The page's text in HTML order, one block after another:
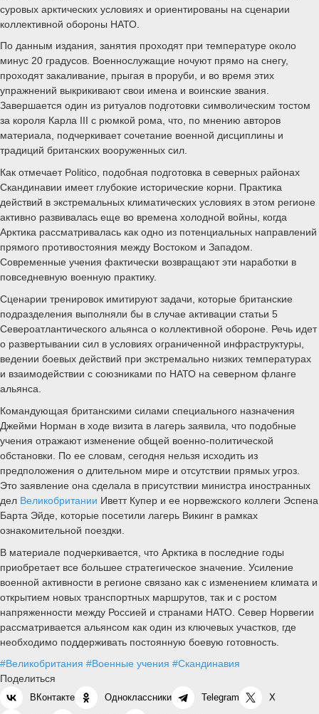
суровых арктических условиях и ориентированы на сценарии
коллективной обороны НАТО.
По данным издания, занятия проходят при температуре около
минус 20 градусов. Военнослужащие ночуют прямо на снегу,
проходят закаливание, прыгая в проруби, и во время этих
упражнений выкрикивают свои имена и воинские звания.
Завершается один из ритуалов подготовки символическим тостом
за короля Карла III с рюмкой рома, что, по мнению авторов
материала, подчеркивает сочетание военной дисциплины и
традиций британских вооруженных сил.
Как отмечает Politico, подобная подготовка в северных районах
Скандинавии имеет глубокие исторические корни. Практика
действий в экстремальных климатических условиях в этом регионе
активно развивалась еще во времена холодной войны, когда
Арктика рассматривалась как одно из потенциальных направлений
прямого противостояния между Востоком и Западом.
Современные учения фактически возвращают эти наработки в
повседневную военную практику.
Сценарии тренировок имитируют задачи, которые британские
подразделения выполняли бы в случае активации статьи 5
Североатлантического альянса о коллективной обороне. Речь идет
о развертывании сил в условиях ограниченной инфраструктуры,
ведении боевых действий при экстремально низких температурах
и взаимодействии с союзниками по НАТО на северном фланге
альянса.
Командующая британскими силами специального назначения
Джейми Норман в ходе визита в лагерь заявила, что подобные
учения отражают изменение общей военно-политической
обстановки. По ее словам, сегодня нельзя исходить из
предположения о длительном мире и отсутствии прямых угроз.
Это заявление она сделала в присутствии министра иностранных
дел Великобритании Иветт Купер и ее норвежского коллеги Эспена
Барта Эйде, которые посетили лагерь Викинг в рамках
ознакомительной поездки.
В материале подчеркивается, что Арктика в последние годы
приобретает все большее стратегическое значение. Усиление
военной активности в регионе связано как с изменением климата и
открытием новых транспортных маршрутов, так и с ростом
напряженности между Россией и странами НАТО. Север Норвегии
рассматривается альянсом как один из ключевых участков, где
необходимо поддерживать постоянную боевую готовность.
#Великобритания #Военные учения #Скандинавия
Поделиться
ВКонтакте Одноклассники Telegram X